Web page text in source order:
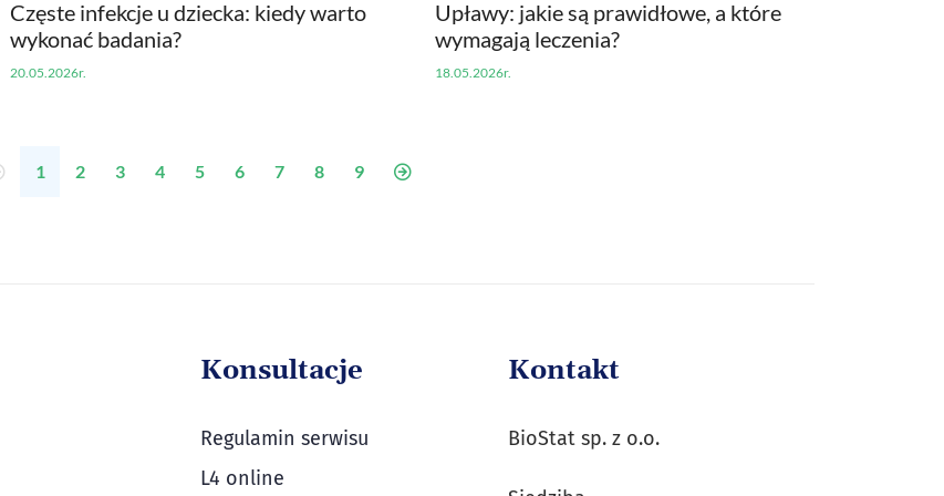
Częste infekcje u dziecka: kiedy warto
wykonać badania?
20.05.2026r.
Upławy: jakie są prawidłowe, a które
wymagają leczenia?
18.05.2026r.
1 2 3 4 5 6 7 8 9
Konsultacje
Regulamin serwisu
L4 online
Kontakt
BioStat sp. z o.o.